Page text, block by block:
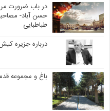
در باب ضرورت
حسن آباد-
طباطبایی
درباره جزیره
باغ و مجموعه